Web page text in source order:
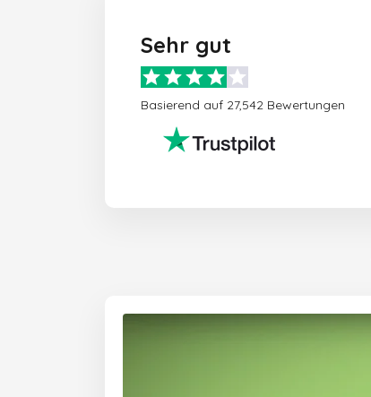
Sehr gut
Basierend auf 27,542 Bewertungen